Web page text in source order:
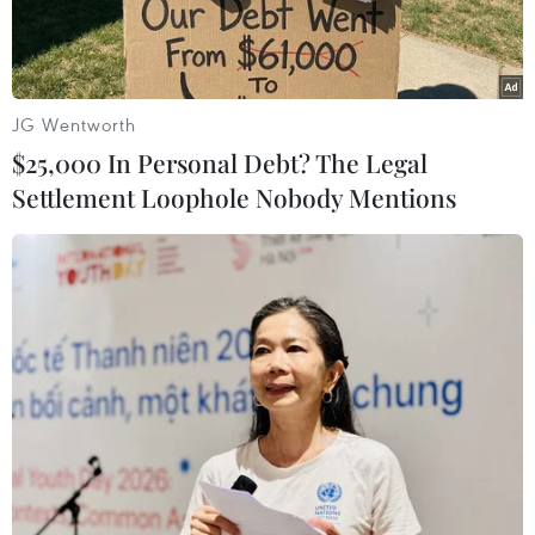
Tượng Nữ thần Tự do từng bị phá hủy một phần do bão Sandy.
(Ảnh minh họa. Nguồn: USA Today)
Hàng loạt khu di tích lịch sử, văn hóa, thậm chí
các điểm nghiên cứu hàng không vũ trụ quan
trọng của Mỹ đang phải đối mặt với mực nước
JG Wentworth
$25,000 In Personal Debt? The Legal
Settlement Loophole Nobody Mentions